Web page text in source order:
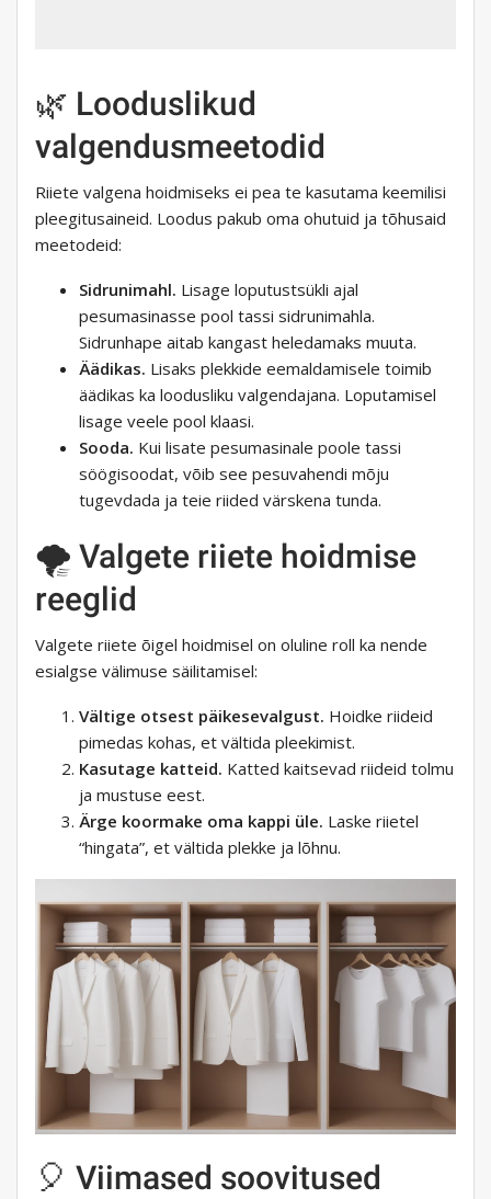
🌿 Looduslikud
valgendusmeetodid
Riiete valgena hoidmiseks ei pea te kasutama keemilisi
pleegitusaineid. Loodus pakub oma ohutuid ja tõhusaid
meetodeid:
Sidrunimahl. Lisage loputustsükli ajal
pesumasinasse pool tassi sidrunimahla.
Sidrunhape aitab kangast heledamaks muuta.
Äädikas. Lisaks plekkide eemaldamisele toimib
äädikas ka loodusliku valgendajana. Loputamisel
lisage veele pool klaasi.
Sooda. Kui lisate pesumasinale poole tassi
söögisoodat, võib see pesuvahendi mõju
tugevdada ja teie riided värskena tunda.
🌪️ Valgete riiete hoidmise
reeglid
Valgete riiete õigel hoidmisel on oluline roll ka nende
esialgse välimuse säilitamisel:
Vältige otsest päikesevalgust. Hoidke riideid
pimedas kohas, et vältida pleekimist.
Kasutage katteid. Katted kaitsevad riideid tolmu
ja mustuse eest.
Ärge koormake oma kappi üle. Laske riietel
“hingata”, et vältida plekke ja lõhnu.
🎈 Viimased soovitused